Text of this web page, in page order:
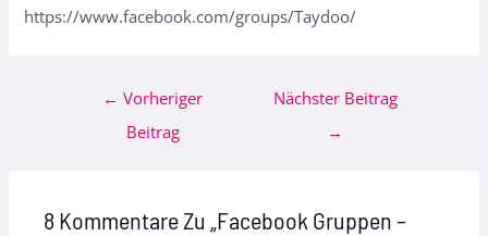
https://www.facebook.com/groups/Taydoo/
← Vorheriger
Beitrag
Nächster Beitrag
→
8 Kommentare Zu „Facebook Gruppen –